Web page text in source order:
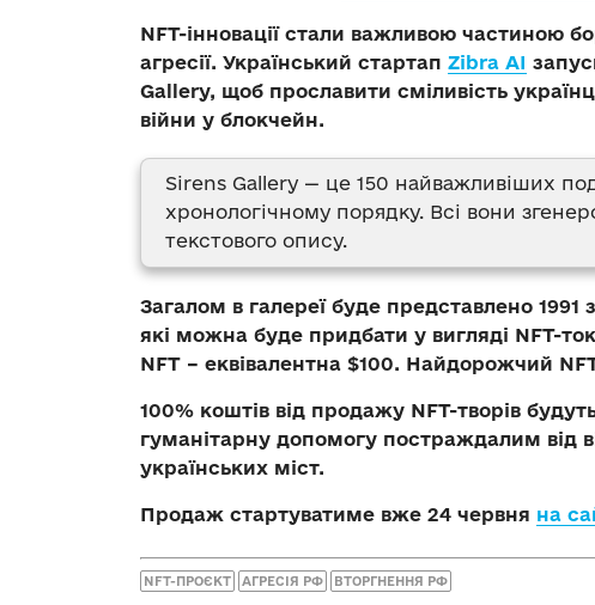
NFT-інновації стали важливою частиною
агресії. Український стартап Zibra AI
Gallery, щоб прославити сміливість
війни у блокчейн.
Sirens Gallery — це 150 найважливіших
хронологічному порядку. Всі вони
текстового опису.
Загалом в галереї буде представлено
які можна буде придбати у вигляді NFT-
NFT – еквівалентна $100. Найдорожчий
100% коштів від продажу NFT-творів
гуманітарну допомогу постраждалим від
українських міст.
Продаж стартуватиме вже 24 червня на
NFT-ПРОЄКТ АГРЕСІЯ РФ ВТОРГНЕННЯ РФ